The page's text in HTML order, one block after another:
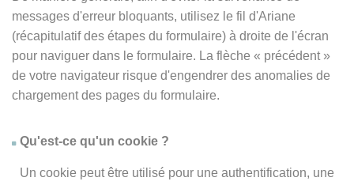
messages d'erreur bloquants, utilisez le fil d'Ariane
(récapitulatif des étapes du formulaire) à droite de l'écran
pour naviguer dans le formulaire. La flèche « précédent »
de votre navigateur risque d'engendrer des anomalies de
chargement des pages du formulaire.
Qu'est-ce qu'un cookie ?
Un cookie peut être utilisé pour une authentification, une